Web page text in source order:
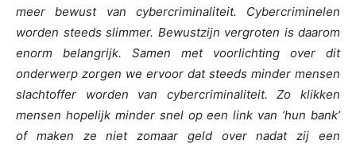
meer bewust van cybercriminaliteit. Cybercriminelen
worden steeds slimmer. Bewustzijn vergroten is daarom
enorm belangrijk. Samen met voorlichting over dit
onderwerp zorgen we ervoor dat steeds minder mensen
slachtoffer worden van cybercriminaliteit. Zo klikken
mensen hopelijk minder snel op een link van ‘hun bank’
of maken ze niet zomaar geld over nadat zij een